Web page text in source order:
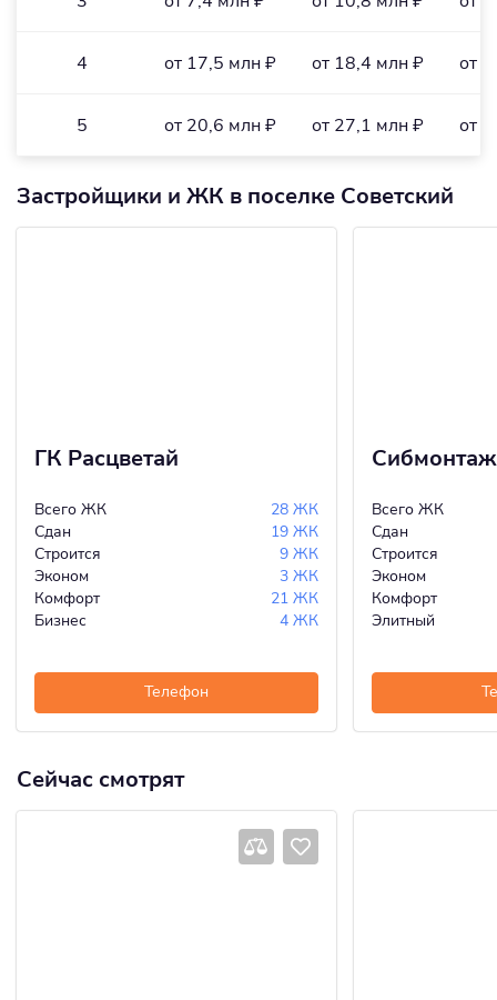
4 от 17,5 млн ₽ от 18,4 млн ₽ от
5 от 20,6 млн ₽ от 27,1 млн ₽ от
Застройщики и ЖК в поселке Советский
ГК Расцветай
Всего ЖК
28 ЖК
Сдан
19 ЖК
Строится
9 ЖК
Эконом
3 ЖК
Комфорт
21 ЖК
Бизнес
4 ЖК
Телефон
Всего ЖК
Сдан
Строится
Эконом
Комфорт
Элитный
Сейчас смотрят